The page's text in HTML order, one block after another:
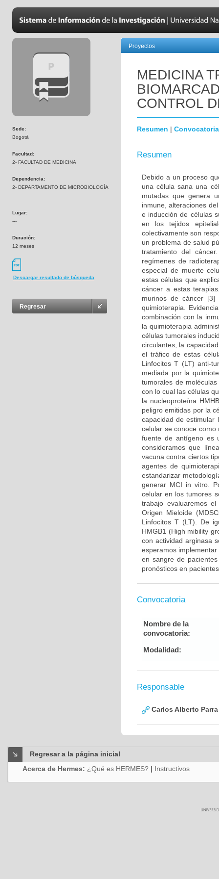
Sede:
Bogotá
Facultad:
2- FACULTAD DE MEDICINA
Dependencia:
2- DEPARTAMENTO DE MICROBIOLOGÍA
Lugar:
---
Duración:
12 meses
Descargar resultado de búsqueda
Regresar
Proyectos
MEDICINA
CONTROL
Resumen | Convocatoria
Resumen
Debido a un proceso
una célula sana una
mutadas que genera
inmune, alteraciones
e inducción de células
en los tejidos
colectivamente son
un problema de salud
tratamiento del
regímenes de
especial de muerte
estas células que
cáncer a estas
murinos de cáncer
quimioterapia.
combinación con la
la quimioterapia
células tumorales
circulantes, la
el tráfico de estas
Linfocitos T (LT) anti-
mediada por la
tumorales de
con lo cual las células
la nucleoproteína
peligro emitidas por la
capacidad de estimular
celular se conoce
fuente de antígeno es
consideramos que
vacuna contra ciertos
agentes de
estandarizar
generar MCI in vitro.
celular en los tumores
trabajo evaluaremos
Origen Mieloide
Linfocitos T (LT). De
HMGB1 (High mibility
con actividad arginasa
esperamos
en sangre de
pronósticos en
Convocatoria
Nombre de la
convocatoria:
Modalidad:
Responsable
Carlos Alberto
Regresar a la página inicial
Acerca de Hermes: ¿Qué es HERMES? | Instructivos